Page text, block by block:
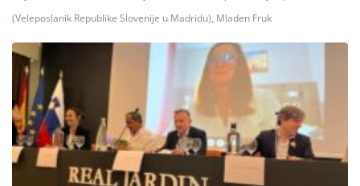
(Veleposlanik Republike Slovenije u Madridu), Mladen Fruk